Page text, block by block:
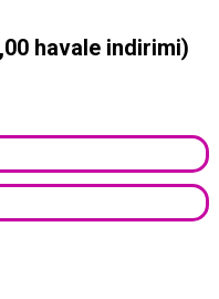
havale indirimi)